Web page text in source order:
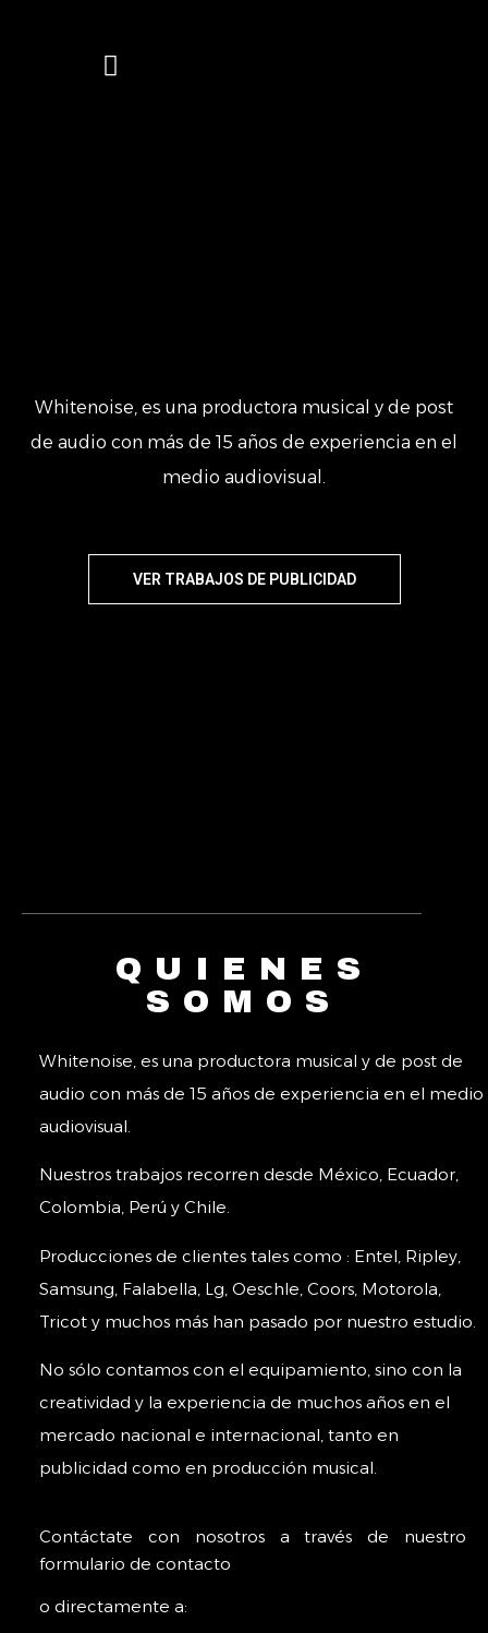
Whitenoise, es una productora musical y de post
de audio con más de 15 años de experiencia en el
medio audiovisual.
VER TRABAJOS DE PUBLICIDAD
QUIENES
SOMOS
Whitenoise, es una productora musical y de post de
audio con más de 15 años de experiencia en el medio
audiovisual.
Nuestros trabajos recorren desde México, Ecuador,
Colombia, Perú y Chile.
Producciones de clientes tales como : Entel, Ripley,
Samsung, Falabella, Lg, Oeschle, Coors, Motorola,
Tricot y muchos más han pasado por nuestro estudio.
No sólo contamos con el equipamiento, sino con la
creatividad y la experiencia de muchos años en el
mercado nacional e internacional, tanto en
publicidad como en producción musical.
Contáctate con nosotros a través de nuestro
formulario de contacto
o directamente a: